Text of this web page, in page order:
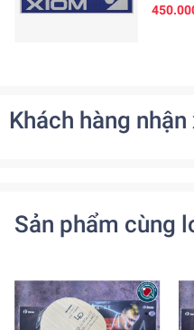
Khách hàng nhận
Sản phẩm cùng